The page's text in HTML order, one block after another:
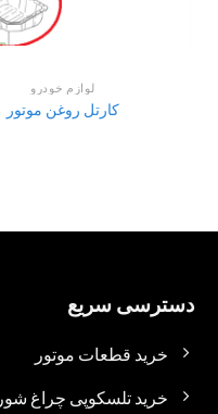
لوازم خودرو
کارتل روغن موتور
دسترسی سریع
خرید قطعات موتور
خرید تلسکوپی چراغ شور